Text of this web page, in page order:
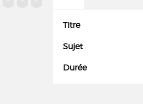
Titre
Sujet
Durée